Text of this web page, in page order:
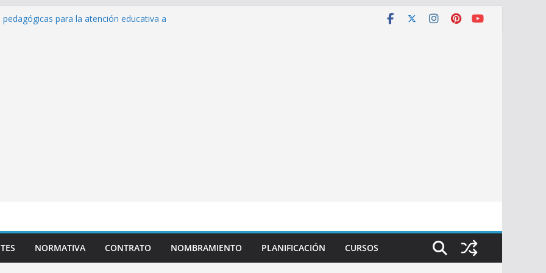
de inteligencia artificial y su aplicación
NORMATIVA CONTRATO NOMBRAMIENTO PLANIFICACIÓN CURSOS